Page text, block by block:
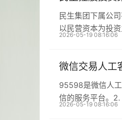
民生集团下属公
以民营资本为投
2026-05-19 08:16:06
微信交易人工
95598是微信人
信的服务平台。
2026-05-19 08:16:06